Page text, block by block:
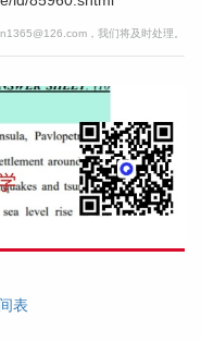
，我们将及时处理。
表